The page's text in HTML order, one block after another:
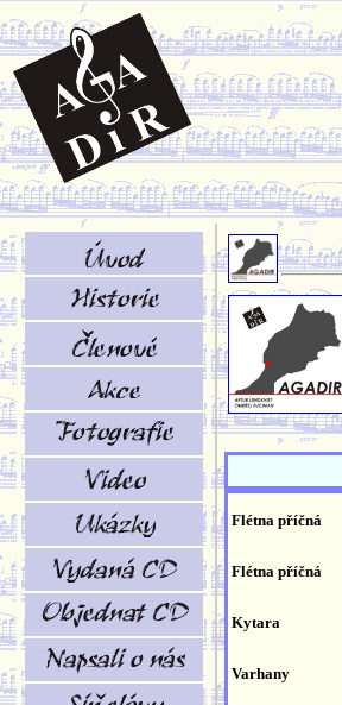
Flétna příčná
Flétna příčná
Kytara
Varhany